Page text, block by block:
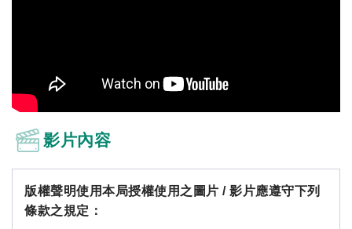
影片內容
版權聲明使用本局授權使用之圖片 / 影片應遵守下列
條款之規定：